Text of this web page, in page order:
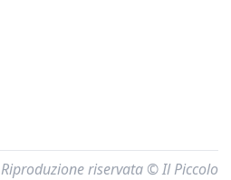
Riproduzione riservata © Il Piccolo